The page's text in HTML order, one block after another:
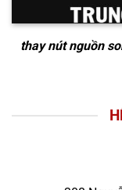
thay nút nguồn